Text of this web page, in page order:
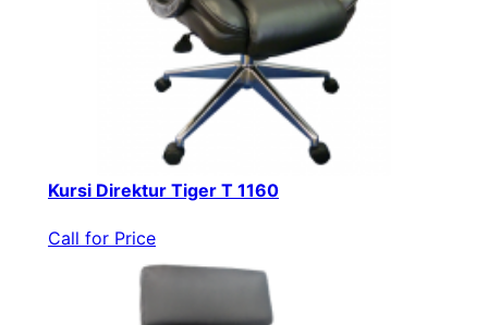
Kursi Direktur Tiger T 1160
Call for Price